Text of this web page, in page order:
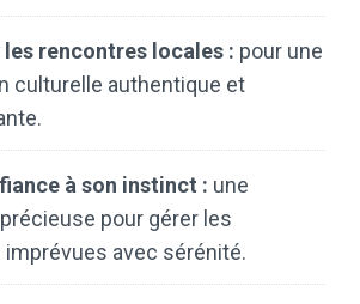
les rencontres locales : pour une
culturelle authentique et
à son instinct : une
pour gérer les
avec sérénité.